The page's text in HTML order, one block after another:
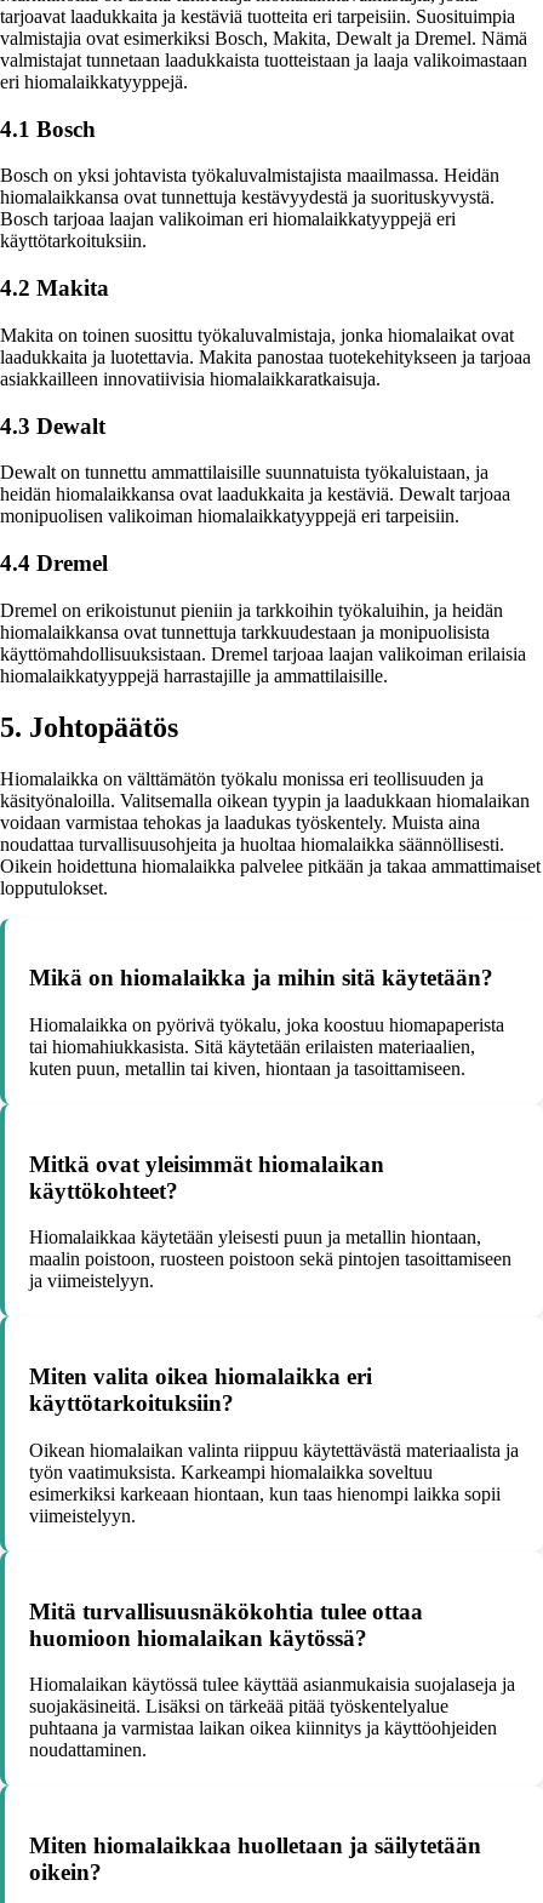
tarjoavat laadukkaita ja kestäviä tuotteita eri tarpeisiin. Suosituimpia
valmistajia ovat esimerkiksi Bosch, Makita, Dewalt ja Dremel. Nämä
valmistajat tunnetaan laadukkaista tuotteistaan ja laaja valikoimastaan
eri hiomalaikkatyyppejä.
4.1 Bosch
Bosch on yksi johtavista työkaluvalmistajista maailmassa. Heidän
hiomalaikkansa ovat tunnettuja kestävyydestä ja suorituskyvystä.
Bosch tarjoaa laajan valikoiman eri hiomalaikkatyyppejä eri
käyttötarkoituksiin.
4.2 Makita
Makita on toinen suosittu työkaluvalmistaja, jonka hiomalaikat ovat
laadukkaita ja luotettavia. Makita panostaa tuotekehitykseen ja tarjoaa
asiakkailleen innovatiivisia hiomalaikkaratkaisuja.
4.3 Dewalt
Dewalt on tunnettu ammattilaisille suunnatuista työkaluistaan, ja
heidän hiomalaikkansa ovat laadukkaita ja kestäviä. Dewalt tarjoaa
monipuolisen valikoiman hiomalaikkatyyppejä eri tarpeisiin.
4.4 Dremel
Dremel on erikoistunut pieniin ja tarkkoihin työkaluihin, ja heidän
hiomalaikkansa ovat tunnettuja tarkkuudestaan ja monipuolisista
käyttömahdollisuuksistaan. Dremel tarjoaa laajan valikoiman erilaisia
hiomalaikkatyyppejä harrastajille ja ammattilaisille.
5. Johtopäätös
Hiomalaikka on välttämätön työkalu monissa eri teollisuuden ja
käsityönaloilla. Valitsemalla oikean tyypin ja laadukkaan hiomalaikan
voidaan varmistaa tehokas ja laadukas työskentely. Muista aina
noudattaa turvallisuusohjeita ja huoltaa hiomalaikka säännöllisesti.
Oikein hoidettuna hiomalaikka palvelee pitkään ja takaa ammattimaiset
lopputulokset.
Mikä on hiomalaikka ja mihin sitä käytetään?
Hiomalaikka on pyörivä työkalu, joka koostuu hiomapaperista
tai hiomahiukkasista. Sitä käytetään erilaisten materiaalien,
kuten puun, metallin tai kiven, hiontaan ja tasoittamiseen.
Mitkä ovat yleisimmät hiomalaikan
käyttökohteet?
Hiomalaikkaa käytetään yleisesti puun ja metallin hiontaan,
maalin poistoon, ruosteen poistoon sekä pintojen tasoittamiseen
ja viimeistelyyn.
Miten valita oikea hiomalaikka eri
käyttötarkoituksiin?
Oikean hiomalaikan valinta riippuu käytettävästä materiaalista ja
työn vaatimuksista. Karkeampi hiomalaikka soveltuu
esimerkiksi karkeaan hiontaan, kun taas hienompi laikka sopii
viimeistelyyn.
Mitä turvallisuusnäkökohtia tulee ottaa
huomioon hiomalaikan käytössä?
Hiomalaikan käytössä tulee käyttää asianmukaisia suojalaseja ja
suojakäsineitä. Lisäksi on tärkeää pitää työskentelyalue
puhtaana ja varmistaa laikan oikea kiinnitys ja käyttöohjeiden
noudattaminen.
Miten hiomalaikkaa huolletaan ja säilytetään
oikein?